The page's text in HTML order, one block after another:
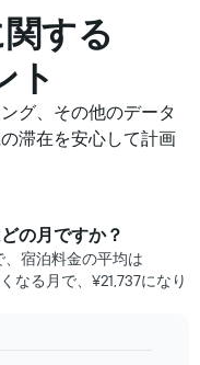
する
ト
グ、その他のデータ
滞在を安心して計画
の月ですか？
宿泊料金の平均は
なる月で、¥21,737になり